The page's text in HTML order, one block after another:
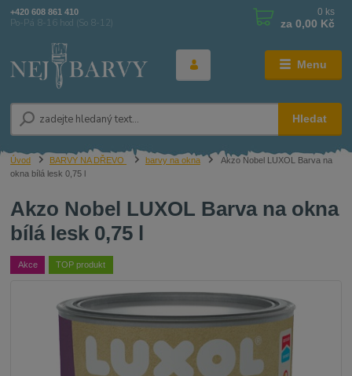
Menu
Hledat
+420 608 861 410
Po-Pá 8-16 hod (So 8-12)
0 ks
za 0,00 Kč
Úvod BARVY NA DŘEVO barvy na okna
Akzo Nobel LUXOL Barva na
okna bílá lesk 0,75 l
Akzo Nobel LUXOL Barva na okna
bílá lesk 0,75 l
Akce TOP produkt